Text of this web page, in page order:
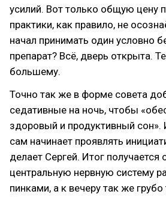
усилий. Вот только общую цену
практики, как правило, не
начал принимать один условно
препарат? Всё, дверь открыта.
большему.
Точно так же в форме совета
седативные на ночь, чтобы
здоровый и продуктивный сон».
сам начинает проявлять
делает Сергей. Итог получается
центральную нервную систему
пинками, а к вечеру так же